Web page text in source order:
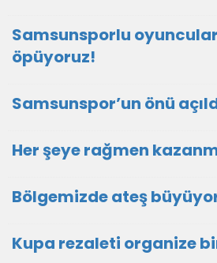
Samsunsporlu
öpüyoruz!
Samsunspor’un önü
Her şeye rağmen
Bölgemizde ateş
Kupa rezaleti organize